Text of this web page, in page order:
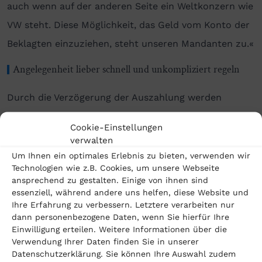
Cookie-Einstellungen
verwalten
Um Ihnen ein optimales Erlebnis zu bieten, verwenden wir
Technologien wie z.B. Cookies, um unsere Webseite
ansprechend zu gestalten. Einige von ihnen sind
essenziell, während andere uns helfen, diese Website und
Ihre Erfahrung zu verbessern. Letztere verarbeiten nur
dann personenbezogene Daten, wenn Sie hierfür Ihre
Einwilligung erteilen. Weitere Informationen über die
Verwendung Ihrer Daten finden Sie in unserer
Datenschutzerklärung. Sie können Ihre Auswahl zudem
auch wenn auf der anderen Seite ein Weltkonzern wie
VW steht. Diese Möglichkeit, das Geld vom Konto der
Beklagten einzuziehen, steht unseren Mandanten zu.«
Angelegenheit lieber schnell und unkompliziert regeln
Durch die Verzögerung der Auszahlung werden
Geld warten, umso mehr Zinsen kommen zusammen.
»Das ist sicherlich ein kleiner Trost für die
Geschädigten«, sagt Dreschhoff, »aber wir wissen,
dass die Mandanten diese Angelegenheit lieber so
schnell wie möglich vom Tisch haben wollen. Denn
diese haben sich vielleicht schon ein neues Auto
zugelegt, obwohl das alte aus dem Verfahren noch zu